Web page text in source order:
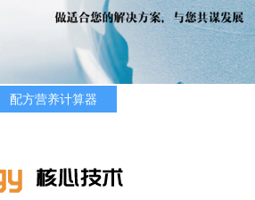
配方营养计算器